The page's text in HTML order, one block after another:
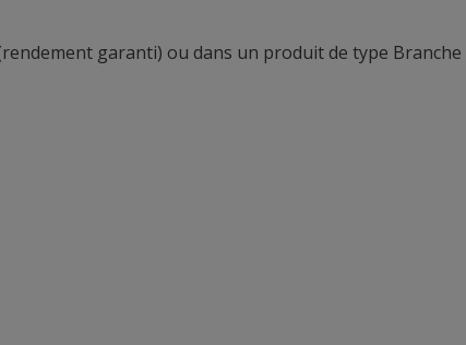
garanti) ou dans un produit de type